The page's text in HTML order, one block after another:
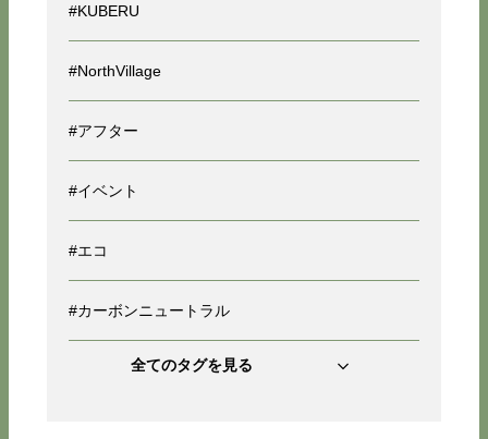
#KUBERU
#NorthVillage
#アフター
#イベント
#エコ
#カーボンニュートラル
全てのタグを見る